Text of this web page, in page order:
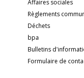
Affaires sociales
Règlements
Déchets
bpa
Bulletins
Formulaire de